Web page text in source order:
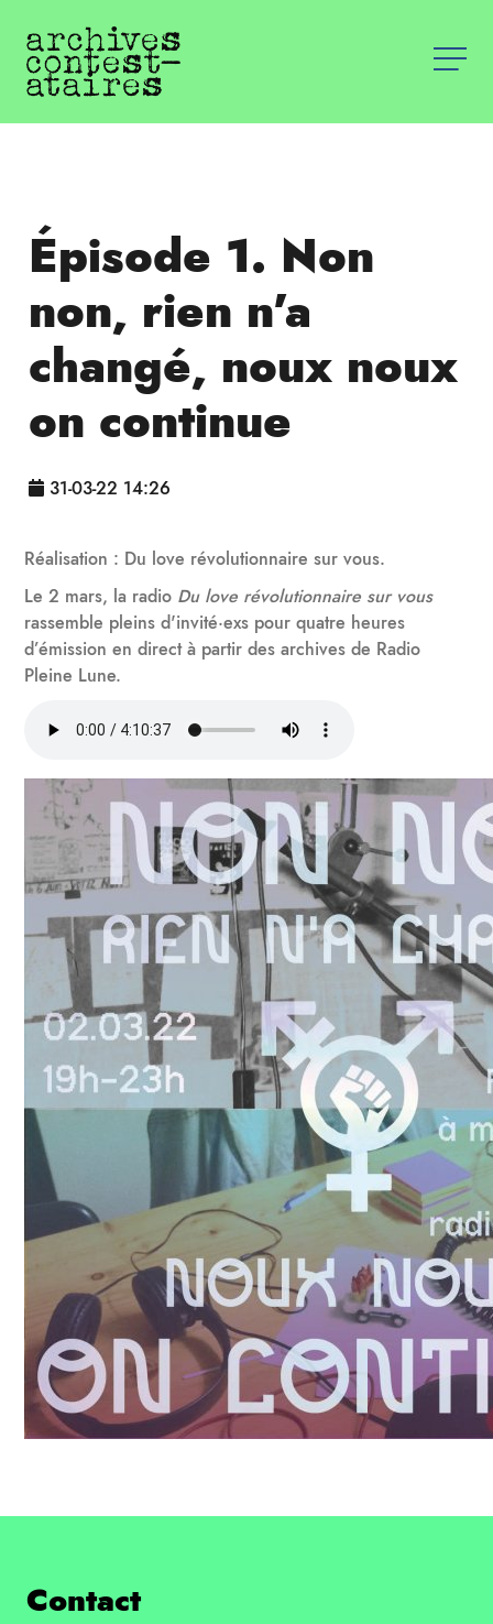
Épisode 1. Non
non, rien n’a
changé, noux noux
on continue
31-03-22 14:26
Réalisation : Du love révolutionnaire sur vous.
Le 2 mars, la radio Du love révolutionnaire sur vous
rassemble pleins d'invité·exs pour quatre heures
d’émission en direct à partir des archives de Radio
Pleine Lune.
Contact